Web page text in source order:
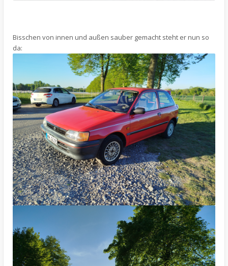
Bisschen von innen und außen sauber gemacht steht er nun so
da: